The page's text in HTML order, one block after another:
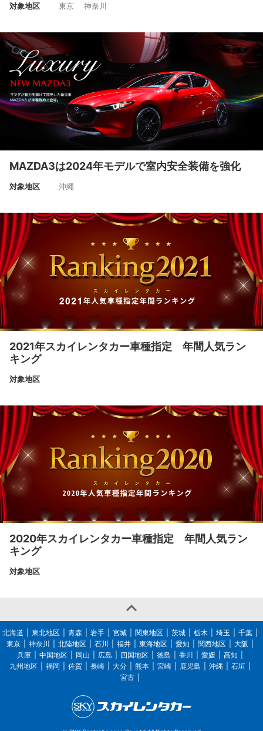
対象地区 東京 神奈川
MAZDA3は2024年モデルで室内安全装備を強化
対象地区 沖縄
2021年スカイレンタカー車種指定 年間人気ラン
キング
対象地区
2020年スカイレンタカー車種指定 年間人気ラン
キング
対象地区

北海道 東北地区 青森 岩手 宮城 関東地区 茨城 栃木 埼玉
千葉
東京
神奈川 北陸地区 石川 福井 東海地区 愛知 関西地区
大阪
兵庫
中国地区 岡山 広島 四国地区 徳島 香川 愛媛
高知
九州地区
福岡 佐賀 長崎 大分 熊本 宮崎 鹿児島 沖縄
石垣
宮古